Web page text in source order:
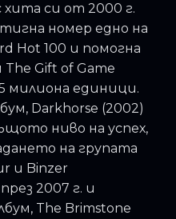
хита си от 2000 г.
номер едно на
Hot 100 и помогна
Gift of Game
милиона единици.
Darkhorse (2002)
ниво на успех,
на групата
и Binzer
2007 г. и
The Brimstone